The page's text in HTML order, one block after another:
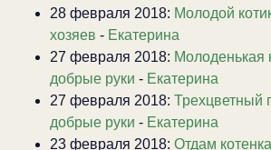
28 февраля 2018: Молодой
хозяев - Екатерина
27 февраля 2018: Молоденькая
добрые руки - Екатерина
27 февраля 2018: Трехцветный
добрые руки - Екатерина
23 февраля 2018: Отдам